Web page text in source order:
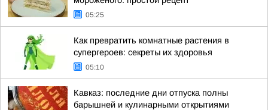
05:25
Как превратить комнатные растения в
супергероев: секреты их здоровья
05:10
Кавказ: последние дни отпуска полны
барышней и кулинарными открытиями